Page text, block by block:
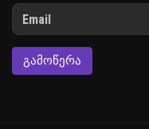
ᲒᲐᲛᲝᲬᲔᲠᲐ